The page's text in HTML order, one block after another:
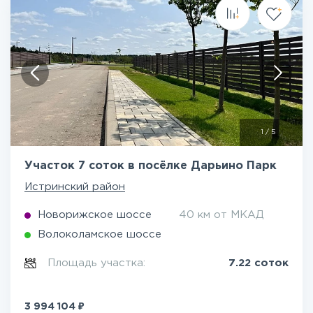
/ 5
Участок 7 соток в посёлке Дарьино Парк
Истринский район
Новорижское шоссе 40 км от МКАД
Волоколамское шоссе
Площадь участка: 7.22 соток
3 994 104 ₽